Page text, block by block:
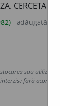
CERCETA.
adăugată de
sau
interzise fără acordul